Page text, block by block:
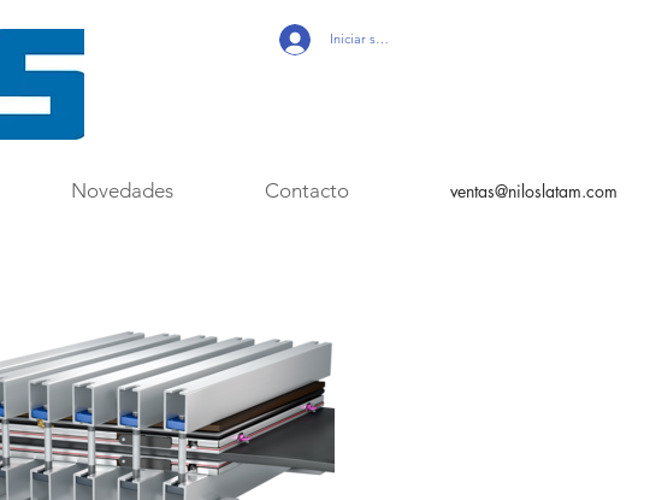
Iniciar sesión
Novedades Contacto ventas@niloslatam.com